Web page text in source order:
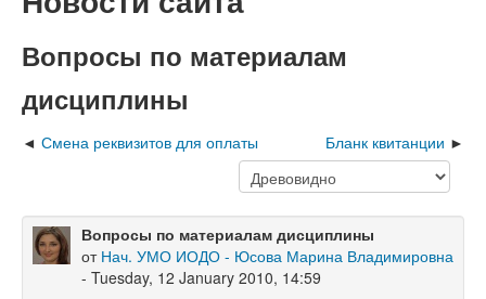
Вопросы по материалам
дисциплины
Смена реквизитов для оплаты Бланк квитанции
Вопросы по материалам дисциплины
от Нач. УМО ИОДО - Юсова Марина Владимировна
- Tuesday, 12 January 2010, 14:59